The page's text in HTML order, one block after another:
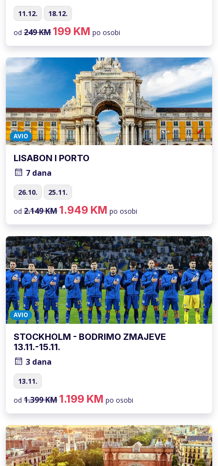
11.12. 18.12.
od 249 KM199 KM po osobi
AVIO
LISABON I PORTO
7 dana
26.10. 25.11.
od 2.149 KM1.949 KM po osobi
AVIO
STOCKHOLM - BODRIMO ZMAJEVE
13.11.-15.11.
3 dana
13.11.
od 1.399 KM1.199 KM po osobi